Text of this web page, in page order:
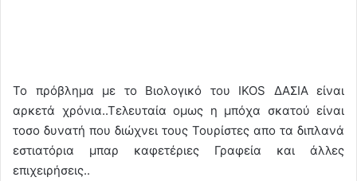
Το πρόβλημα με το Βιολογικό του IKOS ΔΑΣΙΑ είναι
αρκετά χρόνια..Τελευταία ομως η μπόχα σκατού είναι
τοσο δυνατή που διώχνει τους Τουρίστες απο τα διπλανά
εστιατόρια μπαρ καφετέριες Γραφεία και άλλες
επιχειρήσεις..